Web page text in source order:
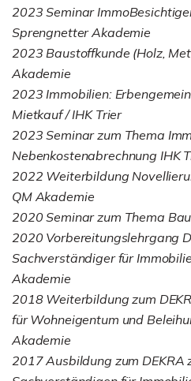
2023 Seminar
Sprengnetter Akademie
2023 Baustoffkunde (Holz,
Akademie
2023 Immobilien:
Mietkauf / IHK Trier
2023 Seminar zum Thema
Nebenkostenabrechnung IHK
2022 Weiterbildung
QM Akademie
2020 Seminar zum Thema
2020 Vorbereitungslehrgang
Sachverständiger für
Akademie
2018 Weiterbildung zum
für Wohneigentum und
Akademie
2017 Ausbildung zum DEKRA